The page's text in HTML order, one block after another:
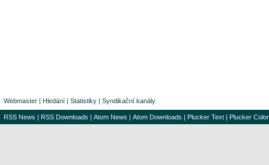
Webmaster | Hledání | Statistiky | Syndikační kanály
RSS News | RSS Downloads | Atom News | Atom Downloads | Plucker Text | Plucker Color